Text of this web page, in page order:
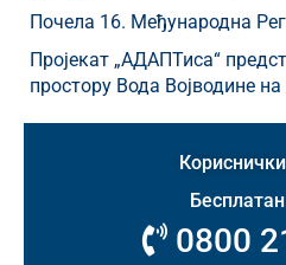
Почела 16. Међународна
Пројекат „АДАПТиса“
простору Вода Војводине
0800